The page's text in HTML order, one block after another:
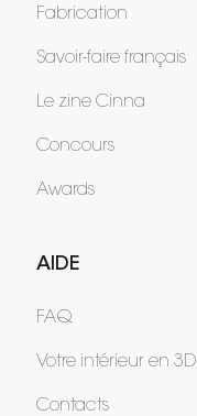
Fabrication
Savoir-faire français
Le zine Cinna
Concours
Awards
AIDE
FAQ
Votre intérieur en 3D
Contacts